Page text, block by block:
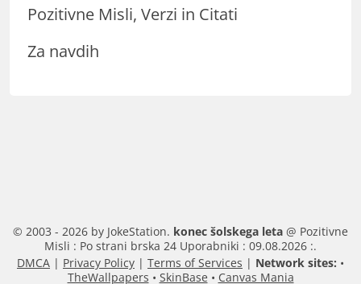
Pozitivne Misli, Verzi in Citati
Za navdih
© 2003 - 2026 by JokeStation. konec šolskega leta @ Pozitivne
Misli : Po strani brska 24 Uporabniki : 09.08.2026 :.
DMCA | Privacy Policy | Terms of Services | Network sites: •
TheWallpapers • SkinBase • Canvas Mania